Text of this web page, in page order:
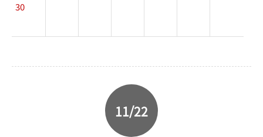
30
11/22